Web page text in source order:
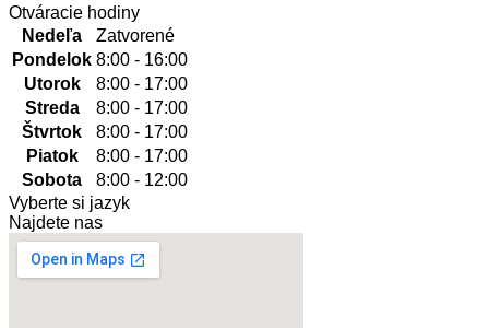
Otváracie hodiny
Nedeľa
Zatvorené
Pondelok 8:00 - 16:00
Utorok
8:00 - 17:00
Streda
8:00 - 17:00
Štvrtok
8:00 - 17:00
Piatok
8:00 - 17:00
Sobota
8:00 - 12:00
Vyberte si jazyk
Najdete nas